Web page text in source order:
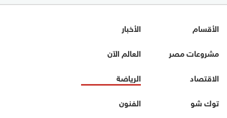
الأقسام
الأخبار
مشروعات مصر
العالم الآن
الاقتصاد
الرياضة
توك شو
الفنون